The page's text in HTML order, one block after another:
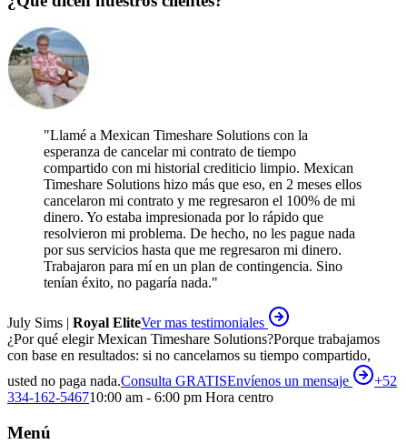
"Llamé a Mexican Timeshare Solutions con la
esperanza de cancelar mi contrato de tiempo
compartido con mi historial crediticio limpio. Mexican
Timeshare Solutions hizo más que eso, en 2 meses ellos
cancelaron mi contrato y me regresaron el 100% de mi
dinero. Yo estaba impresionada por lo rápido que
resolvieron mi problema. De hecho, no les pague nada
por sus servicios hasta que me regresaron mi dinero.
Trabajaron para mí en un plan de contingencia. Sino
tenían éxito, no pagaría nada."
July Sims | Royal EliteVer mas testimoniales
¿Por qué elegir Mexican Timeshare Solutions?Porque trabajamos
con base en resultados: si no cancelamos su tiempo compartido,
usted no paga nada.Consulta GRATISEnvíenos un mensaje
+52
334-162-546710:00 am - 6:00 pm Hora centro
Menú